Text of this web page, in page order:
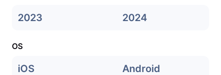
2023 2024
OS
iOS Android